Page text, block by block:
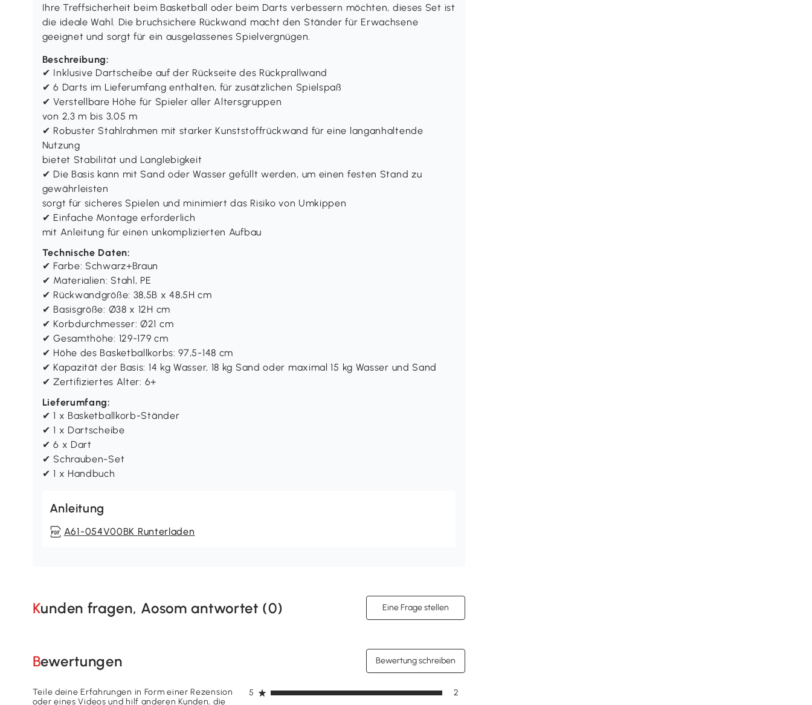
Ihre Treffsicherheit beim Basketball oder beim Darts verbessern möchten, dieses Set ist
die ideale Wahl. Die bruchsichere Rückwand macht den Ständer für Erwachsene
geeignet und sorgt für ein ausgelassenes Spielvergnügen.
Beschreibung:
✔ Inklusive Dartscheibe auf der Rückseite des Rückprallwand
✔ 6 Darts im Lieferumfang enthalten, für zusätzlichen Spielspaß
✔ Verstellbare Höhe für Spieler aller Altersgruppen
von 2,3 m bis 3,05 m
✔ Robuster Stahlrahmen mit starker Kunststoffrückwand für eine langanhaltende
Nutzung
bietet Stabilität und Langlebigkeit
✔ Die Basis kann mit Sand oder Wasser gefüllt werden, um einen festen Stand zu
gewährleisten
sorgt für sicheres Spielen und minimiert das Risiko von Umkippen
✔ Einfache Montage erforderlich
mit Anleitung für einen unkomplizierten Aufbau
Technische Daten:
✔ Farbe: Schwarz+Braun
✔ Materialien: Stahl, PE
✔ Rückwandgröße: 38,5B x 48,5H cm
✔ Basisgröße: Ø38 x 12H cm
✔ Korbdurchmesser: Ø21 cm
✔ Gesamthöhe: 129-179 cm
✔ Höhe des Basketballkorbs: 97,5-148 cm
✔ Kapazität der Basis: 14 kg Wasser, 18 kg Sand oder maximal 15 kg Wasser und Sand
✔ Zertifiziertes Alter: 6+
Lieferumfang:
✔ 1 x Basketballkorb-Ständer
✔ 1 x Dartscheibe
✔ 6 x Dart
✔ Schrauben-Set
✔ 1 x Handbuch
Anleitung
A61-054V00BK Runterladen
Kunden fragen, Aosom antwortet (0) Eine Frage stellen
Bewertungen Bewertung schreiben
Teile deine Erfahrungen in Form einer Rezension
oder eines Videos und hilf anderen Kunden, die
5 2